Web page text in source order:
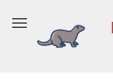
содержанию